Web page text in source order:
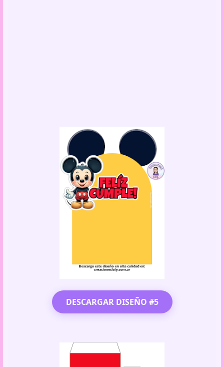
DESCARGAR DISEÑO #5